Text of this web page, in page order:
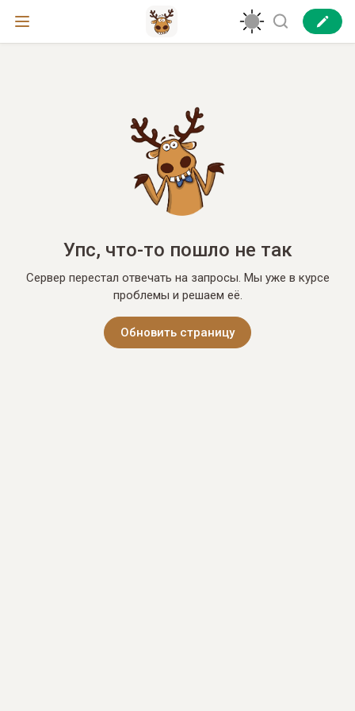
Упс, что-то пошло не так
Сервер перестал отвечать на запросы. Мы уже в курсе
проблемы и решаем её.
Обновить страницу